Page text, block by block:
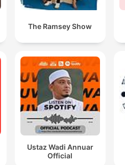
The Ramsey Show
Ustaz Wadi Annuar
Official